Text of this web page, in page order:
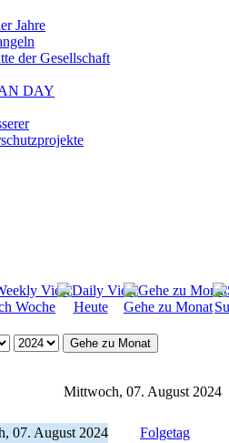
Jahre
der Gesellschaft
DAY
Woche Heute Gehe zu Monat
Gehe zu Monat
Mittwoch, 07. August 2024
07. August 2024 Folgetag